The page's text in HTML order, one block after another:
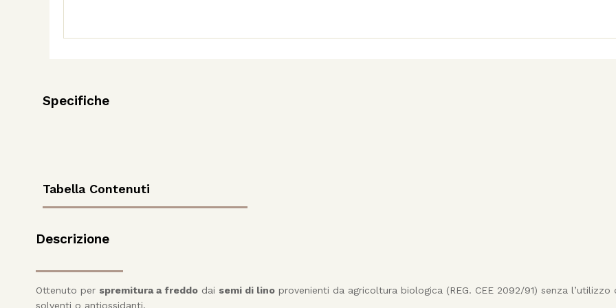
Specifiche
Tabella Contenuti
Descrizione
Ottenuto per spremitura a freddo dai semi di lino provenienti da agricoltura biologica (REG. CEE 2092/91) senza l’utilizzo
solventi o antiossidanti.